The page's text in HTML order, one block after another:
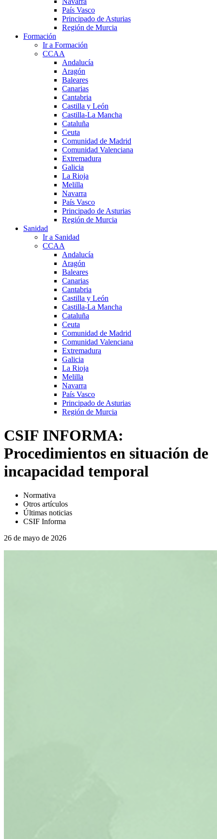
País Vasco
Principado de Asturias
Región de Murcia
Formación
Ir a Formación
CCAA
Andalucía
Aragón
Baleares
Canarias
Cantabria
Castilla y León
Castilla-La Mancha
Cataluña
Ceuta
Comunidad de Madrid
Comunidad Valenciana
Extremadura
Galicia
La Rioja
Melilla
Navarra
País Vasco
Principado de Asturias
Región de Murcia
Sanidad
Ir a Sanidad
CCAA
Andalucía
Aragón
Baleares
Canarias
Cantabria
Castilla y León
Castilla-La Mancha
Cataluña
Ceuta
Comunidad de Madrid
Comunidad Valenciana
Extremadura
Galicia
La Rioja
Melilla
Navarra
País Vasco
Principado de Asturias
Región de Murcia
CSIF INFORMA:
Procedimientos en situación de
incapacidad temporal
Normativa
Otros artículos
Últimas noticias
CSIF Informa
26 de mayo de 2026